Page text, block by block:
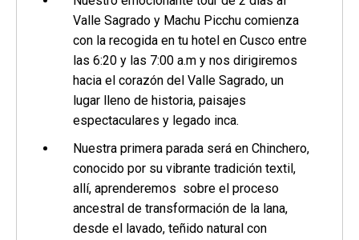
Valle Sagrado y Machu Picchu comienza
con la recogida en tu hotel en Cusco entre
las 6:20 y las 7:00 a.m y nos dirigiremos
hacia el corazón del Valle Sagrado, un
lugar lleno de historia, paisajes
espectaculares y legado inca.
Nuestra primera parada será en Chinchero,
conocido por su vibrante tradición textil,
allí, aprenderemos sobre el proceso
ancestral de transformación de la lana,
desde el lavado, teñido natural con